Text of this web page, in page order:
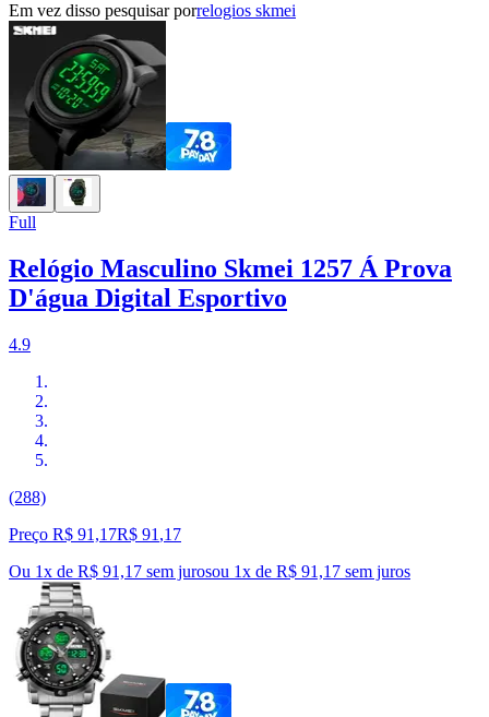
Em vez disso pesquisar porrelogios skmei
Full
Relógio Masculino Skmei 1257 Á Prova
D'água Digital Esportivo
4.9
(288)
Preço R$ 91,17R$ 91 ,17
Ou 1x de R$ 91,17 sem jurosou 1x de R$ 91,17 sem juros